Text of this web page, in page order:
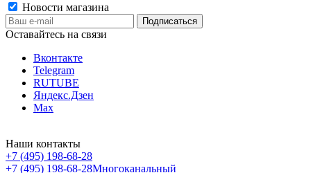
Новости магазина
Оставайтесь на связи
Вконтакте
Telegram
RUTUBE
Яндекс.Дзен
Max
Наши контакты
+7 (495) 198-68-28
+7 (495) 198-68-28Многоканальный